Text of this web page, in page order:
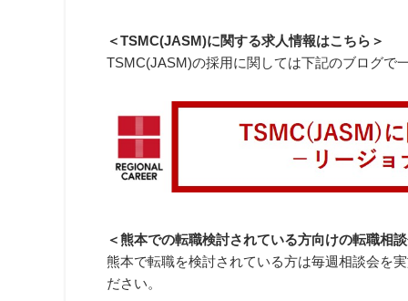
＜TSMC(JASM)に関する求人情報はこちら＞
TSMC(JASM)の採用に関しては下記のブログで
＜熊本での転職検討されている方向けの転職相
熊本で転職を検討されている方は毎週相談会を
ださい。